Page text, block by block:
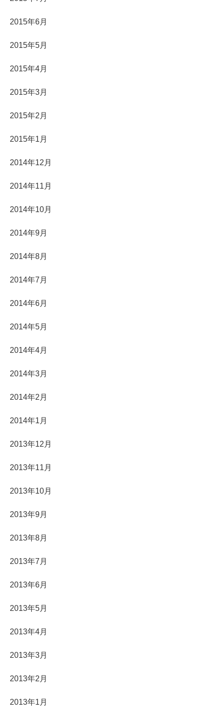
2015年6月
2015年5月
2015年4月
2015年3月
2015年2月
2015年1月
2014年12月
2014年11月
2014年10月
2014年9月
2014年8月
2014年7月
2014年6月
2014年5月
2014年4月
2014年3月
2014年2月
2014年1月
2013年12月
2013年11月
2013年10月
2013年9月
2013年8月
2013年7月
2013年6月
2013年5月
2013年4月
2013年3月
2013年2月
2013年1月